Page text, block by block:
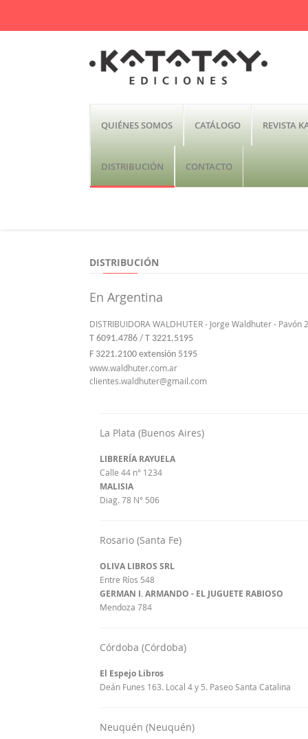
QUIÉNES SOMOS CATÁLOGO REVISTA
DISTRIBUCIÓN CONTACTO
DISTRIBUCIÓN
En Argentina
DISTRIBUIDORA WALDHUTER - Jorge Waldhuter - Pavón
T 6091.4786 / T 3221.5195
F 3221.2100 extensión 5195
www.waldhuter.com.ar
clientes.waldhuter@gmail.com
La Plata (Buenos Aires)
LIBRERÍA RAYUELA
Calle 44 n° 1234
MALISIA
Diag. 78 N° 506
Rosario (Santa Fe)
OLIVA LIBROS SRL
Entre Ríos 548
GERMAN I. ARMANDO - EL JUGUETE RABIOSO
Mendoza 784
Córdoba (Córdoba)
El Espejo Libros
Deán Funes 163. Local 4 y 5. Paseo Santa Catalina
Neuquén (Neuquén)